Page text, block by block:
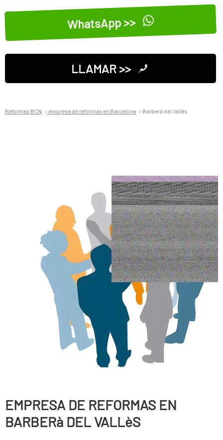
WhatsApp >>
LLAMAR >>
Reformas BCN empresa de reformas en Barcelona Barberà del Vallès
EMPRESA DE REFORMAS EN
BARBERà DEL VALLèS